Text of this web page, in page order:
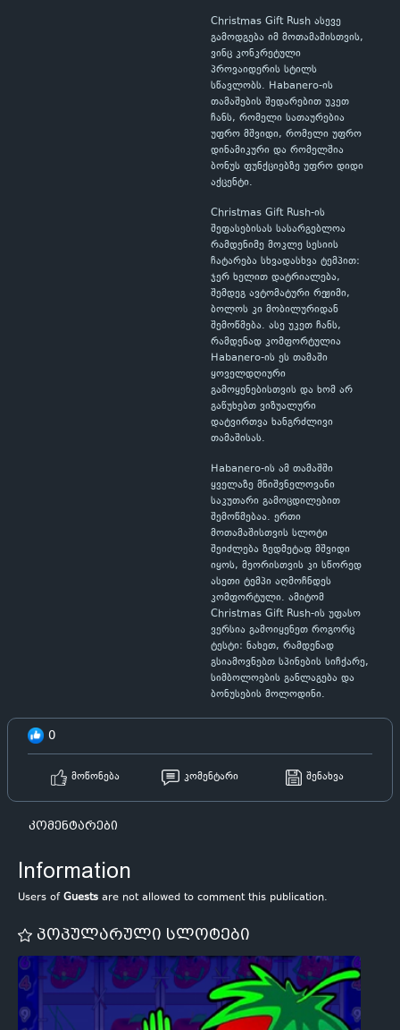
Christmas Gift Rush ასევე
გამოდგება იმ მოთამაშისთვის,
ვინც კონკრეტული
პროვაიდერის სტილს
სწავლობს. Habanero-ის
თამაშების შედარებით უკეთ
ჩანს, რომელი სათაურებია
უფრო მშვიდი, რომელი უფრო
დინამიკური და რომელშია
ბონუს ფუნქციებზე უფრო დიდი
აქცენტი.
Christmas Gift Rush-ის
შეფასებისას სასარგებლოა
რამდენიმე მოკლე სესიის
ჩატარება სხვადასხვა ტემპით:
ჯერ ხელით დატრიალება,
შემდეგ ავტომატური რეჟიმი,
ბოლოს კი მობილურიდან
შემოწმება. ასე უკეთ ჩანს,
რამდენად კომფორტულია
Habanero-ის ეს თამაში
ყოველდღიური
გამოყენებისთვის და ხომ არ
გაწუხებთ ვიზუალური
დატვირთვა ხანგრძლივი
თამაშისას.
Habanero-ის ამ თამაშში
ყველაზე მნიშვნელოვანი
საკუთარი გამოცდილებით
შემოწმებაა. ერთი
მოთამაშისთვის სლოტი
შეიძლება ზედმეტად მშვიდი
იყოს, მეორისთვის კი სწორედ
ასეთი ტემპი აღმოჩნდეს
კომფორტული. ამიტომ
Christmas Gift Rush-ის უფასო
ვერსია გამოიყენეთ როგორც
ტესტი: ნახეთ, რამდენად
გსიამოვნებთ სპინების სიჩქარე,
სიმბოლოების განლაგება და
ბონუსების მოლოდინი.
0
მოწონება კომენტარი შენახვა
კომენტარები
Information
Users ofGuests are not allowed to comment this publication.
პოპულარული სლოტები